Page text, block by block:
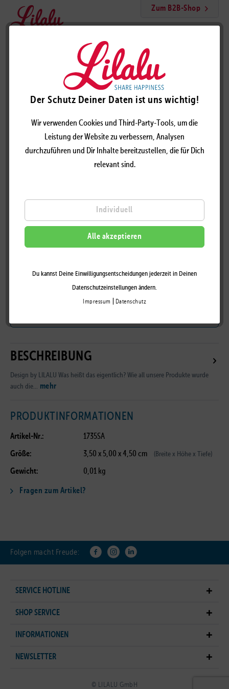
Zum B2B-Shop
Der Schutz Deiner Daten ist uns wichtig!
Wir verwenden Cookies und Third-Party-Tools, um die
Leistung der Website zu verbessern, Analysen
durchzuführen und Dir Inhalte bereitzustellen, die für Dich
relevant sind.
Individuell
Alle akzeptieren
Du kannst Deine Einwilligungsentscheidungen jederzeit in Deinen
Datenschutzeinstellungen ändern.
Impressum Datenschutz
Schlüsselanhänger Cool Einhorn Ente
SCHLÜSSELANHÄNGER COOL EINHORN ENTE
- DESIGN BY LILALU
Auf die Wunschliste
BESCHREIBUNG
Design by LILALU Was heißt das eigentlich? Wie all unsere Produkte wurde
auch die... mehr
PRODUKTINFORMATIONEN
Artikel-Nr.: 1735SA
Größe: 3,50 x 5,00 x 4,50 cm (Breite x Höhe x Tiefe)
Gewicht: 0,01 kg
Fragen zum Artikel?
Folgen macht Freude:
SERVICE HOTLINE
SHOP SERVICE
INFORMATIONEN
NEWSLETTER
© LILALU GmbH